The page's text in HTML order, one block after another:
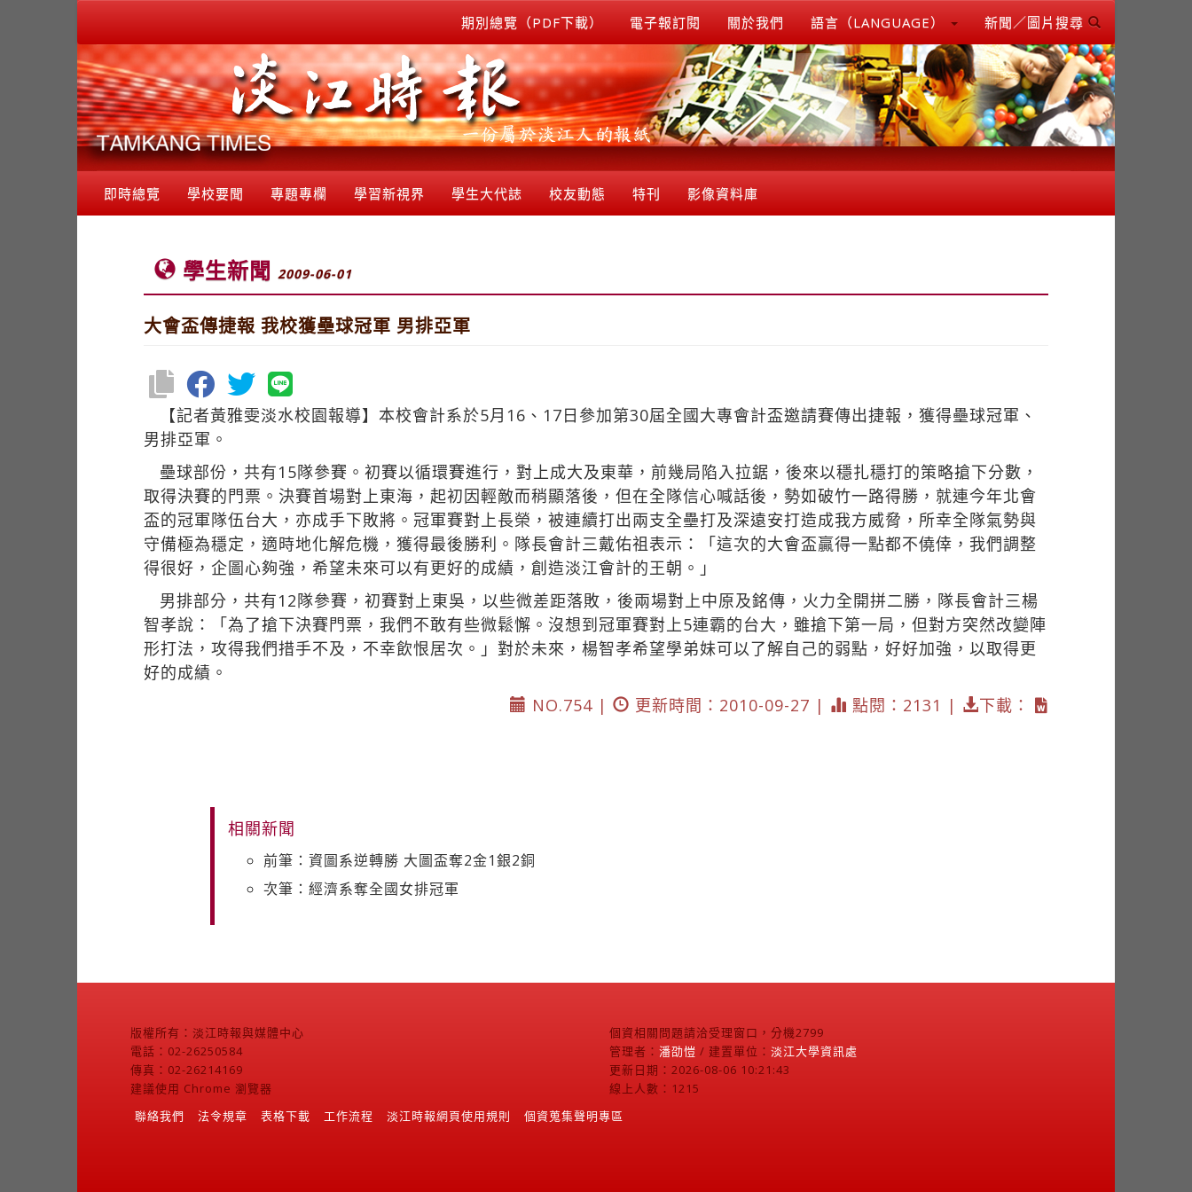
期別總覽（PDF下載） 電子報訂閱 關於我們 語言（LANGUAGE） 新聞／圖片搜尋
即時總覽 學校要聞 專題專欄 學習新視界 學生大代誌 校友動態 特刊 影像資料庫
學生新聞 2009-06-01
大會盃傳捷報 我校獲壘球冠軍 男排亞軍
【記者黃雅雯淡水校園報導】本校會計系於5月16、17日參加第30屆全國大專會計盃邀請賽傳出捷報，獲得壘球冠軍、
男排亞軍。
壘球部份，共有15隊參賽。初賽以循環賽進行，對上成大及東華，前幾局陷入拉鋸，後來以穩扎穩打的策略搶下分數，
取得決賽的門票。決賽首場對上東海，起初因輕敵而稍顯落後，但在全隊信心喊話後，勢如破竹一路得勝，就連今年北會
盃的冠軍隊伍台大，亦成手下敗將。冠軍賽對上長榮，被連續打出兩支全壘打及深遠安打造成我方威脅，所幸全隊氣勢與
守備極為穩定，適時地化解危機，獲得最後勝利。隊長會計三戴佑祖表示：「這次的大會盃贏得一點都不僥倖，我們調整
得很好，企圖心夠強，希望未來可以有更好的成績，創造淡江會計的王朝。」
男排部分，共有12隊參賽，初賽對上東吳，以些微差距落敗，後兩場對上中原及銘傳，火力全開拼二勝，隊長會計三楊
智孝說：「為了搶下決賽門票，我們不敢有些微鬆懈。沒想到冠軍賽對上5連霸的台大，雖搶下第一局，但對方突然改變陣
形打法，攻得我們措手不及，不幸飲恨居次。」對於未來，楊智孝希望學弟妹可以了解自己的弱點，好好加強，以取得更
好的成績。
NO.754 |
更新時間：2010-09-27 | 點閱：2131 | 下載：
相關新聞
前筆：資圖系逆轉勝 大圖盃奪2金1銀2銅
次筆：經濟系奪全國女排冠軍
版權所有：淡江時報與媒體中心
電話：02-26250584
傳真：02-26214169
建議使用 Chrome 瀏覽器
個資相關問題請洽受理窗口，分機2799
管理者： 潘劭愷 / 建置單位： 淡江大學資訊處
更新日期：2026-08-06 10:21:43
線上人數：1215
聯絡我們
法令規章 表格下載 工作流程 淡江時報網頁使用規則 個資蒐集聲明專區